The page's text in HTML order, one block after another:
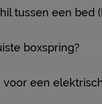
tussen een bed
boxspring?
voor een